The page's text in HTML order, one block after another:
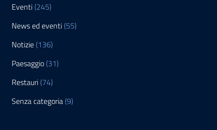
Eventi (245)
News ed eventi (55)
Notizie (136)
Paesaggio (31)
Restauri (74)
Senza categoria (9)